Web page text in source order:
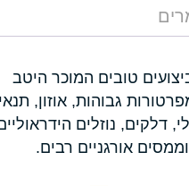
טובים המוכר היטב
גבוהות, אוזון, תנאי
דלקים, נוזלים
אורגניים רבים.